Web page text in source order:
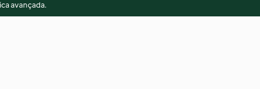
avançada.